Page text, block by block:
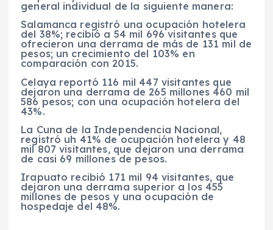
general individual de la siguiente manera:
Salamanca registró una ocupación hotelera
del 38%; recibió a 54 mil 696 visitantes que
ofrecieron una derrama de más de 131 mil de
pesos; un crecimiento del 103% en
comparación con 2015.
Celaya reportó 116 mil 447 visitantes que
dejaron una derrama de 265 millones 460 mil
586 pesos; con una ocupación hotelera del
43%.
La Cuna de la Independencia Nacional,
registró uh 41% de ocupación hotelera y 48
mil 807 visitantes, que dejaron una derrama
de casi 69 millones de pesos.
Irapuato recibió 171 mil 94 visitantes, que
dejaron una derrama superior a los 455
millones de pesos y una ocupación de
hospedaje del 48%.